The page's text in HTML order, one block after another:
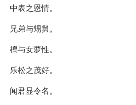
中表之恩情。
兄弟与甥舅。
樢与女萝性。
乐松之茂好。
闻君显令名。